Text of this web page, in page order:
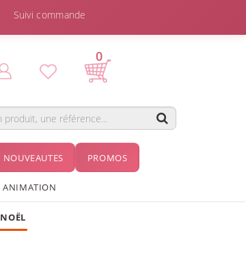
Suivi commande
0
NOUVEAUTES PROMOS
ANIMATION
NOËL